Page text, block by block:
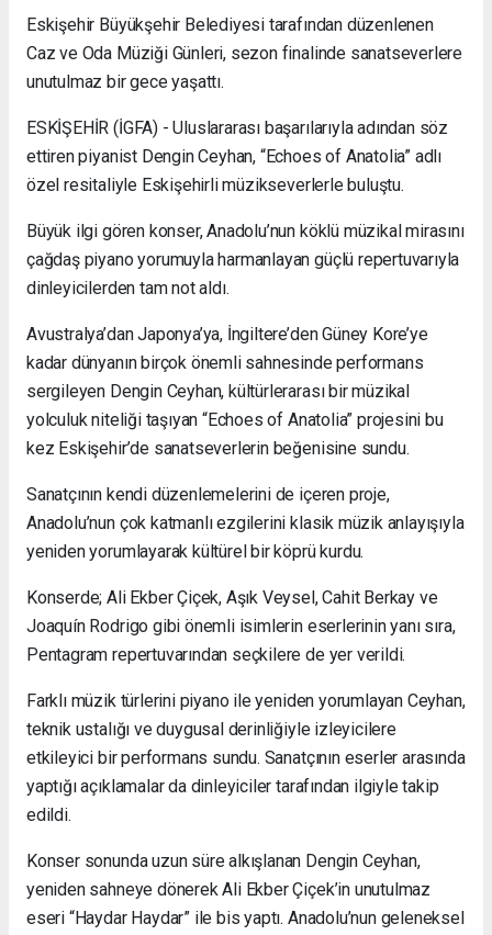
Eskişehir Büyükşehir Belediyesi tarafından düzenlenen
Caz ve Oda Müziği Günleri, sezon finalinde sanatseverlere
unutulmaz bir gece yaşattı.
ESKİŞEHİR (İGFA) - Uluslararası başarılarıyla adından söz
ettiren piyanist Dengin Ceyhan, “Echoes of Anatolia” adlı
özel resitaliyle Eskişehirli müzikseverlerle buluştu.
Büyük ilgi gören konser, Anadolu’nun köklü müzikal mirasını
çağdaş piyano yorumuyla harmanlayan güçlü repertuvarıyla
dinleyicilerden tam not aldı.
Avustralya’dan Japonya’ya, İngiltere’den Güney Kore’ye
kadar dünyanın birçok önemli sahnesinde performans
sergileyen Dengin Ceyhan, kültürlerarası bir müzikal
yolculuk niteliği taşıyan “Echoes of Anatolia” projesini bu
kez Eskişehir’de sanatseverlerin beğenisine sundu.
Sanatçının kendi düzenlemelerini de içeren proje,
Anadolu’nun çok katmanlı ezgilerini klasik müzik anlayışıyla
yeniden yorumlayarak kültürel bir köprü kurdu.
Konserde; Ali Ekber Çiçek, Aşık Veysel, Cahit Berkay ve
Joaquín Rodrigo gibi önemli isimlerin eserlerinin yanı sıra,
Pentagram repertuvarından seçkilere de yer verildi.
Farklı müzik türlerini piyano ile yeniden yorumlayan Ceyhan,
teknik ustalığı ve duygusal derinliğiyle izleyicilere
etkileyici bir performans sundu. Sanatçının eserler arasında
yaptığı açıklamalar da dinleyiciler tarafından ilgiyle takip
edildi.
Konser sonunda uzun süre alkışlanan Dengin Ceyhan,
yeniden sahneye dönerek Ali Ekber Çiçek’in unutulmaz
eseri “Haydar Haydar” ile bis yaptı. Anadolu’nun geleneksel